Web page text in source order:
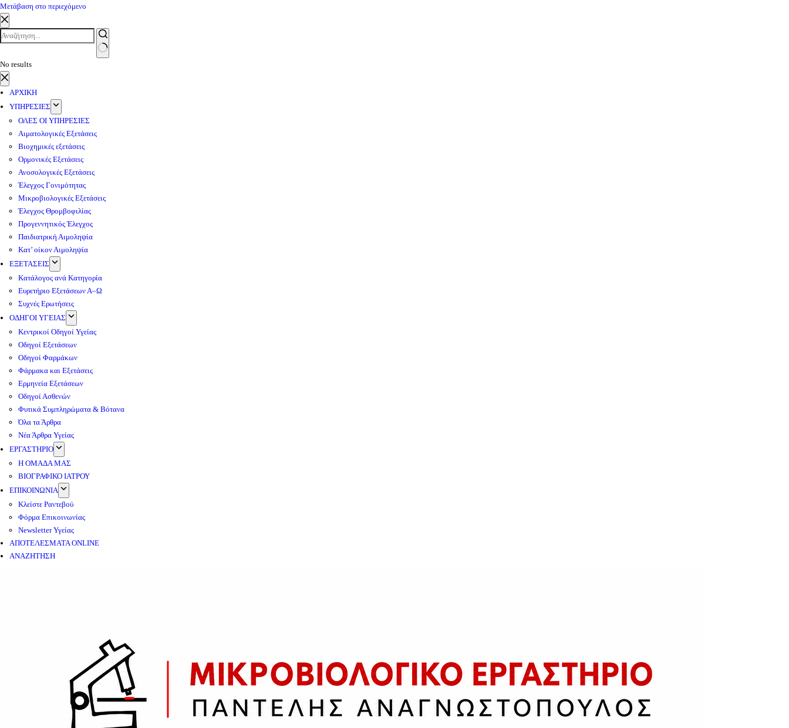
Μετάβαση στο περιεχόμενο
No results
ΑΡΧΙΚΗ
ΥΠΗΡΕΣΙΕΣ
ΟΛΕΣ ΟΙ ΥΠΗΡΕΣΙΕΣ
Αιματολογικές Εξετάσεις
Βιοχημικές εξετάσεις
Ορμονικές Εξετάσεις
Ανοσολογικές Εξετάσεις
Έλεγχος Γονιμότητας
Μικροβιολογικές Εξετάσεις
Έλεγχος Θρομβοφιλίας
Προγεννητικός Έλεγχος
Παιδιατρική Αιμοληψία
Κατ’ οίκον Αιμοληψία
ΕΞΕΤΑΣΕΙΣ
Κατάλογος ανά Κατηγορία
Ευρετήριο Εξετάσεων Α–Ω
Συχνές Ερωτήσεις
ΟΔΗΓΟΙ ΥΓΕΙΑΣ
Κεντρικοί Οδηγοί Υγείας
Οδηγοί Εξετάσεων
Οδηγοί Φαρμάκων
Φάρμακα και Εξετάσεις
Ερμηνεία Εξετάσεων
Οδηγοί Ασθενών
Φυτικά Συμπληρώματα & Βότανα
Όλα τα Άρθρα
Νέα Άρθρα Υγείας
ΕΡΓΑΣΤΗΡΙΟ
Η ΟΜΑΔΑ ΜΑΣ
ΒΙΟΓΡΑΦΙΚΟ ΙΑΤΡΟΥ
ΕΠΙΚΟΙΝΩΝΙΑ
Κλείστε Ραντεβού
Φόρμα Επικοινωνίας
Newsletter Υγείας
ΑΠΟΤΕΛΕΣΜΑΤΑ ONLINE
ΑΝΑΖΗΤΗΣΗ